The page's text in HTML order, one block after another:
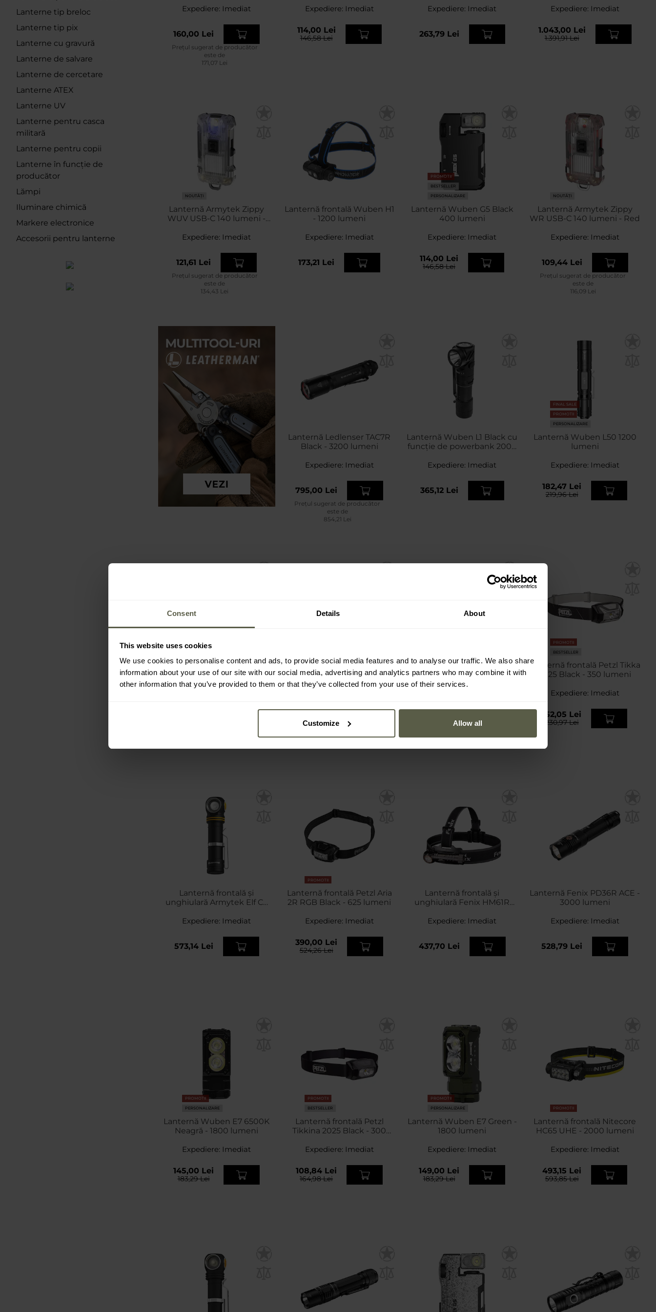
Consent Details About
This website uses cookies
We use cookies to personalise content and ads, to provide social media features and to analyse our traffic. We also share
information about your use of our site with our social media, advertising and analytics partners who may combine it with
other information that you’ve provided to them or that they’ve collected from your use of their services.
Customize Allow all
Lanterne tip breloc
Lanterne tip pix
Lanterne cu gravură
Lanterne de salvare
Lanterne de cercetare
Lanterne ATEX
Lanterne UV
Lanterne pentru casca
militară
Lanterne pentru copii
Lanterne în funcție de
producător
Lămpi
Iluminare chimică
Markere electronice
Accesorii pentru lanterne
Expediere: Imediat
160,00 Lei
Prețul sugerat de producător
este de
171,07 Lei
Expediere: Imediat
114,00 Lei
146,58 Lei
Expediere: Imediat
263,79 Lei
Expediere: Imediat
1.043,00 Lei
1.391,91 Lei
NOUTĂȚI
Lanternă Armytek Zippy
WUV USB-C 140 lumeni -
Expediere: Imediat
121,61 Lei
Prețul sugerat de producător
este de
134,43 Lei
Lanternă frontală Wuben H1
- 1200 lumeni
Expediere: Imediat
173,21 Lei
PROMOTII
BESTSELLER
PERSONALIZARE
Lanternă Wuben G5 Black
400 lumeni
Expediere: Imediat
114,00 Lei
146,58 Lei
NOUTĂȚI
Lanternă Armytek Zippy
WR USB-C 140 lumeni - Red
Expediere: Imediat
109,44 Lei
Prețul sugerat de producător
este de
116,09 Lei
Lanternă Ledlenser TAC7R
Black - 3200 lumeni
Expediere: Imediat
795,00 Lei
Prețul sugerat de producător
este de
854,21 Lei
Lanternă Wuben L1 Black cu
funcție de powerbank 2000
Expediere: Imediat
365,12 Lei
FINAL SALE
PROMOTII
PERSONALIZARE
Lanternă Wuben L50 1200
lumeni
Expediere: Imediat
182,47 Lei
219,96 Lei
PROMOTII
Lanternă unghiulară și
frontală Armytek Wizard C2
Pro MAX LR White PCB -
Lanternă Wuben G5 White
400 lumeni
158,11 Lei
Lanternă unghiulară și
frontală Theta Light TX65 -
1200 lumeni
342,16 Lei
PROMOTII
BESTSELLER
Lanternă frontală Petzl Tikka
2025 Black - 350 lumeni
Expediere: Imediat
152,05 Lei
230,97 Lei
Lanternă frontală și
unghiulară Armytek Elf C2
lumeni
Expediere: Imediat
573,14 Lei
PROMOTII
Lanternă frontală Petzl Aria
2R RGB Black - 625 lumeni
Expediere: Imediat
390,00 Lei
524,26 Lei
Lanternă frontală și
unghiulară Fenix HM61R
Expediere: Imediat
437,70 Lei
Lanternă Fenix PD36R ACE -
3000 lumeni
Expediere: Imediat
528,79 Lei
PROMOTII
PERSONALIZARE
Lanternă Wuben E7 6500K
Neagră - 1800 lumeni
Expediere: Imediat
145,00 Lei
183,29 Lei
PROMOTII
BESTSELLER
Lanternă frontală Petzl
Tikkina 2025 Black - 300
Expediere: Imediat
108,84 Lei
164,98 Lei
PROMOTII
PERSONALIZARE
Lanternă Wuben E7 Green -
1800 lumeni
Expediere: Imediat
149,00 Lei
183,29 Lei
PROMOTII
Lanternă frontală Nitecore
HC65 UHE - 2000 lumeni
Expediere: Imediat
493,15 Lei
593,85 Lei